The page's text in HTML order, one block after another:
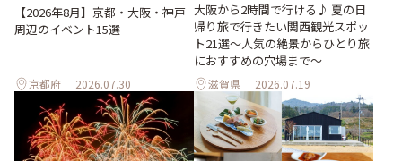
【2026年8月】京都・大阪・神戸
周辺のイベント15選
京都府 2026.07.30
大阪から2時間で行ける♪ 夏の日
帰り旅で行きたい関西観光スポッ
ト21選～人気の絶景からひとり旅
におすすめの穴場まで～
滋賀県 2026.07.19